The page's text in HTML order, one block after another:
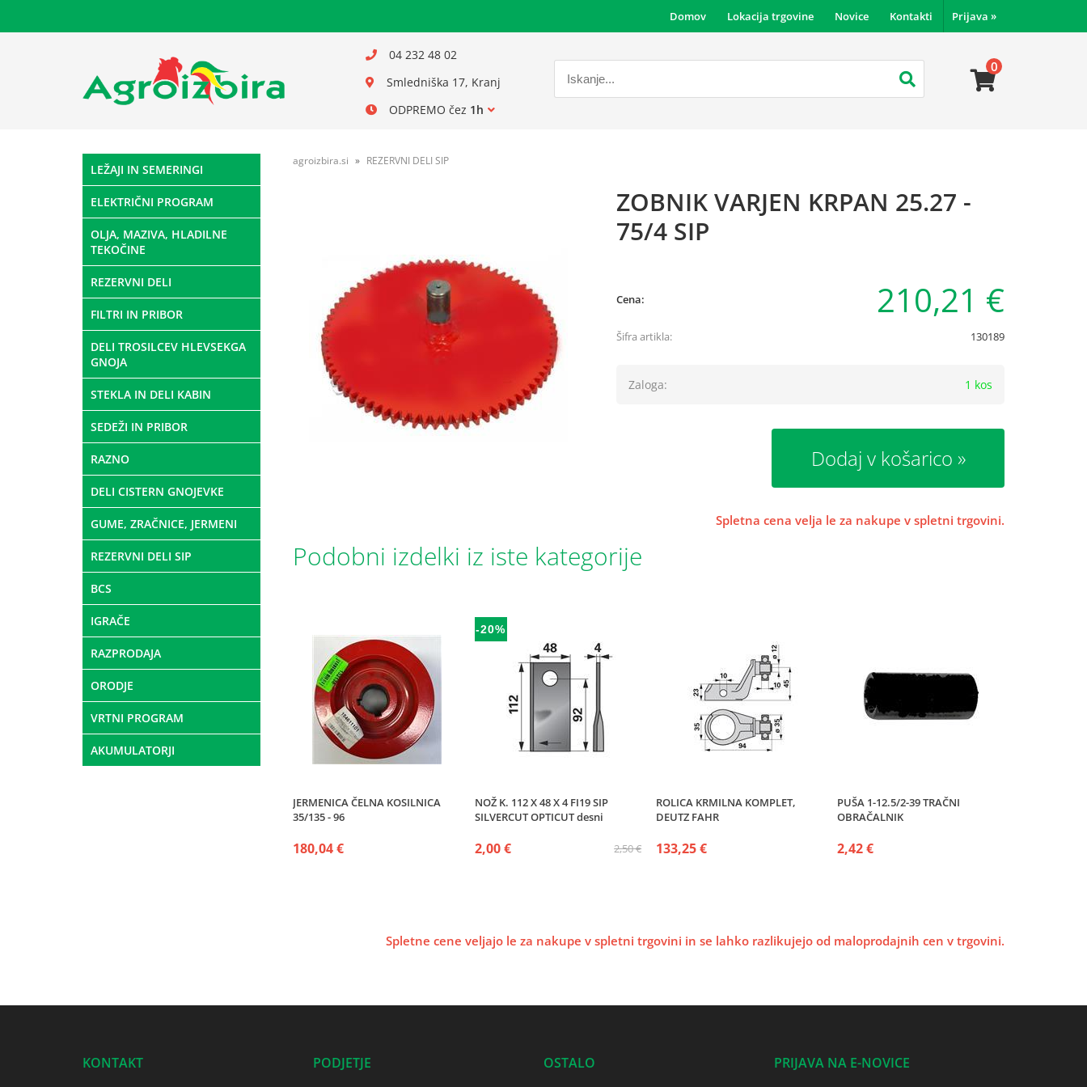
Prijava »
Domov Lokacija trgovine Novice Kontakti
04 232 48 02
Smledniška 17, Kranj
ODPREMO čez 1h
0
LEŽAJI IN SEMERINGI
ELEKTRIČNI PROGRAM
OLJA, MAZIVA, HLADILNE
TEKOČINE
REZERVNI DELI
FILTRI IN PRIBOR
DELI TROSILCEV HLEVSEKGA
GNOJA
STEKLA IN DELI KABIN
SEDEŽI IN PRIBOR
RAZNO
DELI CISTERN GNOJEVKE
GUME, ZRAČNICE, JERMENI
REZERVNI DELI SIP
BCS
IGRAČE
RAZPRODAJA
ORODJE
VRTNI PROGRAM
AKUMULATORJI
agroizbira.si REZERVNI DELI SIP
ZOBNIK VARJEN KRPAN 25.27 -
75/4 SIP
Cena: 210,21 €
Šifra artikla: 130189
Zaloga: 1 kos
Dodaj v košarico
Spletna cena velja le za nakupe v spletni trgovini.
Podobni izdelki iz iste kategorije
JERMENICA ČELNA KOSILNICA
35/135 - 96
180,04 €
-20%
NOŽ K. 112 X 48 X 4 FI19 SIP
SILVERCUT OPTICUT desni
2,50 €
2,00 €
ROLICA KRMILNA KOMPLET,
DEUTZ FAHR
133,25 €
PUŠA 1-12.5/2-39 TRAČNI
OBRAČALNIK
2,42 €
Spletne cene veljajo le za nakupe v spletni trgovini in se lahko razlikujejo od maloprodajnih cen v trgovini.
KONTAKT PODJETJE OSTALO PRIJAVA NA E-NOVICE